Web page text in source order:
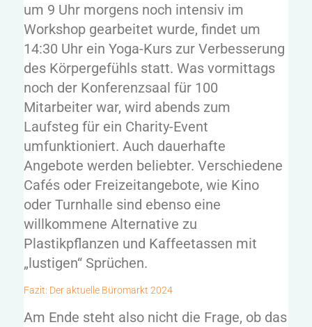
um 9 Uhr morgens noch intensiv im
Workshop gearbeitet wurde, findet um
14:30 Uhr ein Yoga-Kurs zur Verbesserung
des Körpergefühls statt. Was vormittags
noch der Konferenzsaal für 100
Mitarbeiter war, wird abends zum
Laufsteg für ein Charity-Event
umfunktioniert. Auch dauerhafte
Angebote werden beliebter. Verschiedene
Cafés oder Freizeitangebote, wie Kino
oder Turnhalle sind ebenso eine
willkommene Alternative zu
Plastikpflanzen und Kaffeetassen mit
„lustigen“ Sprüchen.
Fazit: Der aktuelle Büromarkt 2024
Am Ende steht also nicht die Frage, ob das